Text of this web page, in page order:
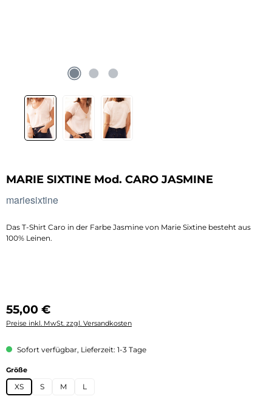
MARIE SIXTINE Mod. CARO JASMINE
mariesixtine
Das T-Shirt Caro in der Farbe Jasmine von Marie Sixtine besteht aus
100% Leinen.
Regulärer Preis:
55,00 €
Preise inkl. MwSt. zzgl. Versandkosten
Sofort verfügbar, Lieferzeit: 1-3 Tage
Größeauswählen
XS S M L